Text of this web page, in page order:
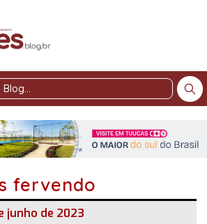
Pesquisar
Blog
fervendo
junho de 2023